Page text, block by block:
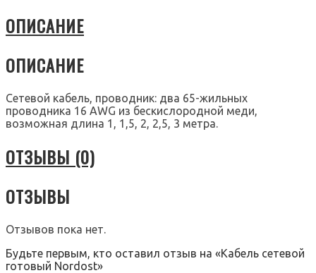
ОПИСАНИЕ
ОПИСАНИЕ
Сетевой кабель, проводник: два 65-жильных
проводника 16 AWG из бескислородной меди,
возможная длина 1, 1,5, 2, 2,5, 3 метра.
ОТЗЫВЫ (0)
ОТЗЫВЫ
Отзывов пока нет.
Будьте первым, кто оставил отзыв на «Кабель сетевой
готовый Nordost»